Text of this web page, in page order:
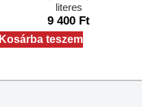
literes
9 400 Ft
Kosárba teszem